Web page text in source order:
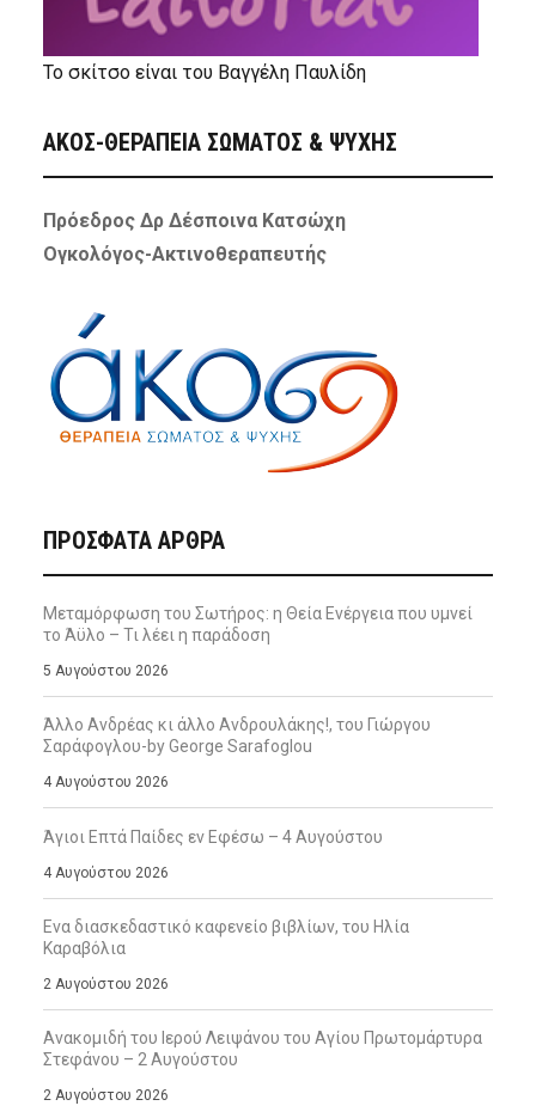
Το σκίτσο είναι του Βαγγέλη Παυλίδη
ΑΚΟΣ-ΘΕΡΑΠΕΙΑ ΣΩΜΑΤΟΣ & ΨΥΧΗΣ
Πρόεδρος Δρ Δέσποινα Κατσώχη
Ογκολόγος-Ακτινοθεραπευτής
ΠΡΌΣΦΑΤΑ ΆΡΘΡΑ
Μεταμόρφωση του Σωτήρος: η Θεία Ενέργεια που υμνεί
το Άϋλο – Τι λέει η παράδοση
5 Αυγούστου 2026
Άλλο Ανδρέας κι άλλο Ανδρουλάκης!, του Γιώργου
Σαράφογλου-by George Sarafoglou
4 Αυγούστου 2026
Άγιοι Επτά Παίδες εν Εφέσω – 4 Αυγούστου
4 Αυγούστου 2026
Ενα διασκεδαστικό καφενείο βιβλίων, του Ηλία
Καραβόλια
2 Αυγούστου 2026
Ανακομιδή του Ιερού Λειψάνου του Αγίου Πρωτομάρτυρα
Στεφάνου – 2 Αυγούστου
2 Αυγούστου 2026